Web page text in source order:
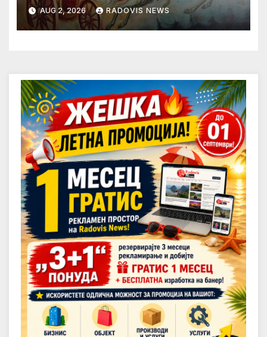
AUG 2, 2026 RADOVIS NEWS